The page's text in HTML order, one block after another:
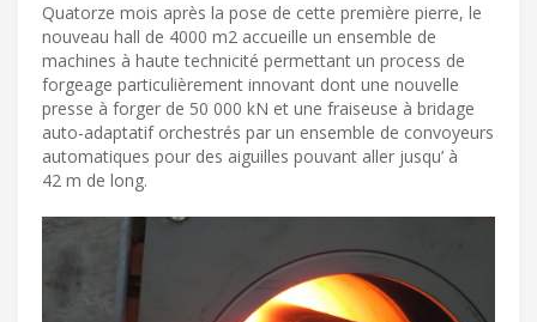
Quatorze mois après la pose de cette première pierre, le
nouveau hall de 4000 m2 accueille un ensemble de
machines à haute technicité permettant un process de
forgeage particulièrement innovant dont une nouvelle
presse à forger de 50 000 kN et une fraiseuse à bridage
auto-adaptatif orchestrés par un ensemble de convoyeurs
automatiques pour des aiguilles pouvant aller jusqu’ à
42 m de long.